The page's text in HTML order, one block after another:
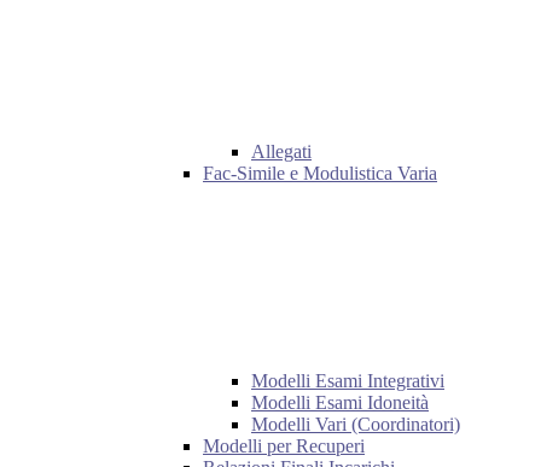
Allegati
Fac-Simile e Modulistica Varia
Modelli Esami Integrativi
Modelli Esami Idoneità
Modelli Vari (Coordinatori)
Modelli per Recuperi